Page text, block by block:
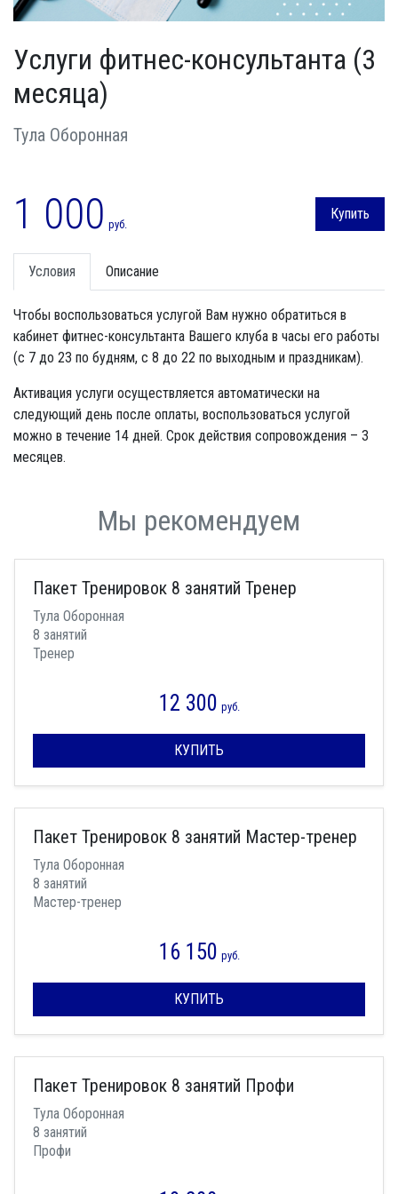
Услуги фитнес-консультанта (3
месяца)
Тула Оборонная
1 000 руб.
Купить
Условия Описание
Чтобы воспользоваться услугой Вам нужно обратиться в
кабинет фитнес-консультанта Вашего клуба в часы его работы
(с 7 до 23 по будням, с 8 до 22 по выходным и праздникам).
Активация услуги осуществляется автоматически на
следующий день после оплаты, воспользоваться услугой
можно в течение 14 дней. Срок действия сопровождения – 3
месяцев.
Мы рекомендуем
Пакет Тренировок 8 занятий Тренер
Тула Оборонная
8 занятий
Тренер
12 300 руб.
КУПИТЬ
Пакет Тренировок 8 занятий Мастер-тренер
Тула Оборонная
8 занятий
Мастер-тренер
16 150 руб.
КУПИТЬ
Пакет Тренировок 8 занятий Профи
Тула Оборонная
8 занятий
Профи